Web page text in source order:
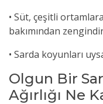
• Süt, çeşitli
bakımından
• Sarda koyunları
Olgun Bir
Ağırlığı Ne